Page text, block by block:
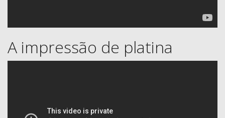
A impressão de platina